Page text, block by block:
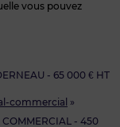
commercial »
- 450
- 65 000 € HT
vous pouvez